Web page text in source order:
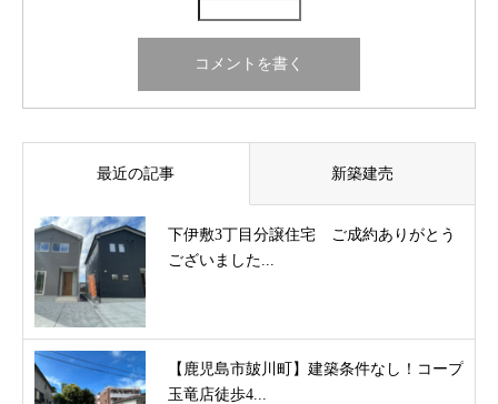
最近の記事 新築建売
下伊敷3丁目分譲住宅 ご成約ありがとう
ございました...
【鹿児島市皷川町】建築条件なし！コープ
玉竜店徒歩4...